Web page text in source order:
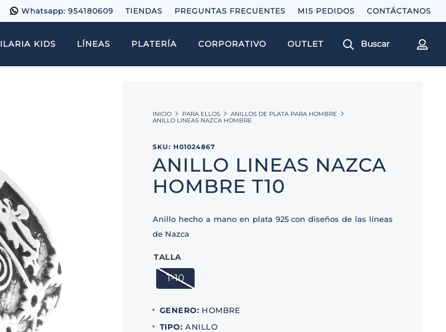
Whatsapp: 954180609 TIENDAS PREGUNTAS FRECUENTES MIS PEDIDOS
ILARIA KIDS LÍNEAS PLATERÍA CORPORATIVO OUTLET Buscar
PARA ELLOS
ANILLOS DE PLATA PARA HOMBRE
ANILLO LINEAS NAZCA HOMBRE
SKU: H01024867
ANILLO LINEAS NAZCA
HOMBRE T10
Anillo hecho a mano en plata 925 con diseños de las líneas
de Nazca
TALLA
T-10
GENERO: HOMBRE
TIPO: ANILLO